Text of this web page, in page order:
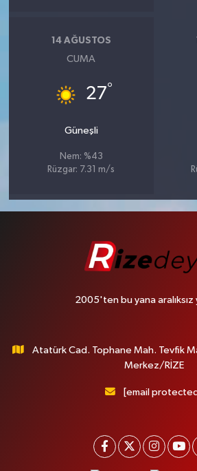
14 AĞUSTOS
CUMA
27°
Güneşli
Nem: %43
Rüzgar: 7.31 m/s
2005'ten bu yana aralıksız
Atatürk Cad. Tophane Mah. Tevfik
Merkez/RİZE
[email